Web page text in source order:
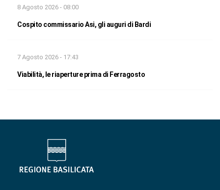
8 Agosto 2026 - 08:00
Cospito commissario Asi, gli auguri di Bardi
7 Agosto 2026 - 17:43
Viabilità, le riaperture prima di Ferragosto